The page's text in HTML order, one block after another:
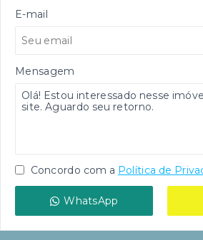
E-mail
Mensagem
Concordo com a Política de
WhatsApp